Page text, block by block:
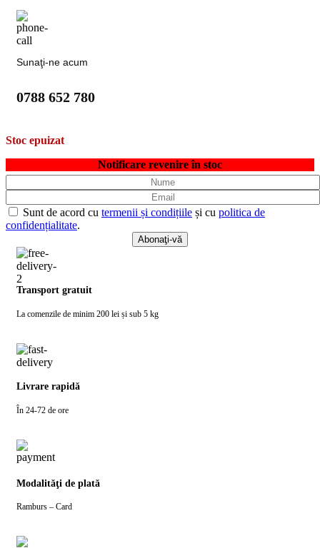
Sunaţi-ne acum
0788 652 780
Stoc epuizat
Notificare revenire în stoc
Sunt de acord cu termenii și condițiile și cu politica de
confidențialitate.
Transport gratuit
La comenzile de minim 200 lei și sub 5 kg
Livrare rapidă
În 24-72 de ore
Modalităţi de plată
Ramburs – Card